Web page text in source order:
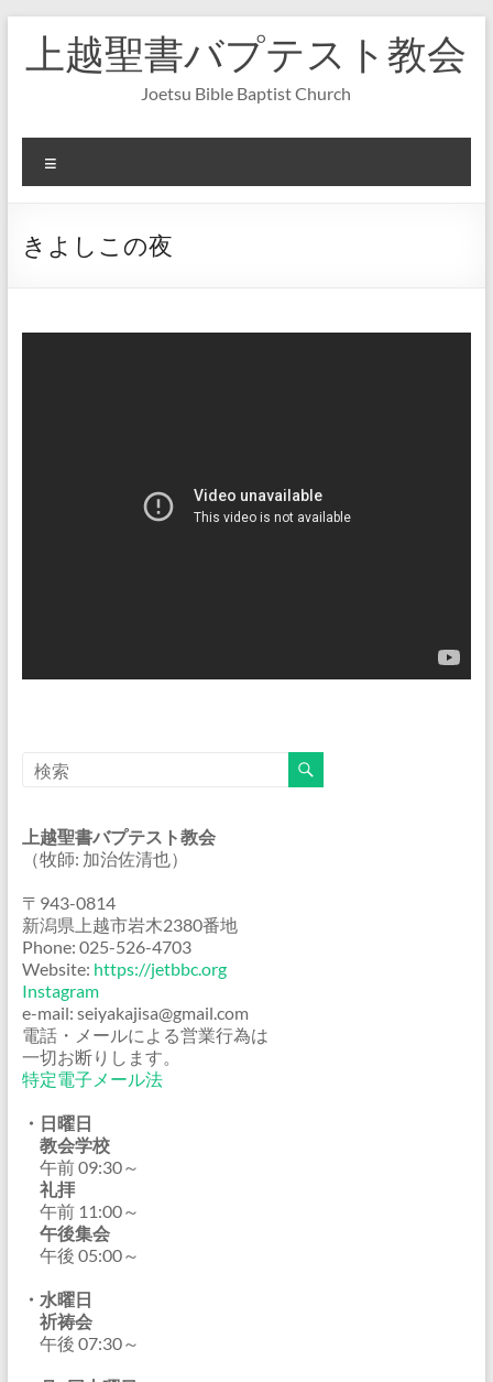
へ
上越聖書バプテスト教会
Joetsu Bible Baptist Church
ニ
ー
きよしこの夜
上越聖書バプテスト教会
（牧師: 加治佐清也）
〒943-0814
新潟県上越市岩木2380番地
Phone: 025-526-4703
Website: https://jetbbc.org
Instagram
e-mail: seiyakajisa@gmail.com
電話・メールによる営業行為は
一切お断りします。
特定電子メール法
・日曜日
教会学校
午前 09:30～
礼拝
午前 11:00～
午後集会
午後 05:00～
・水曜日
祈祷会
午後 07:30～